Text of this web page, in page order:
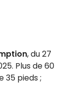
, du 27
Plus de 60
35 pieds ;